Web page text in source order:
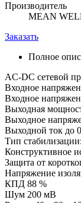
Производитель
MEAN
Заказать
Полное
AC-DC сетевой
Входное
Входное
Выходная
Выходное
Выходной ток до
Тип
Конструктивное
Защита от
Напряжение
КПД 88 %
Шум 200 мВ